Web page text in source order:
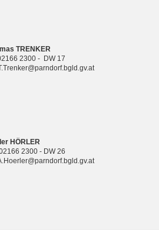
TRENKER
2300 - DW 17
HÖRLER
2300 - DW 26